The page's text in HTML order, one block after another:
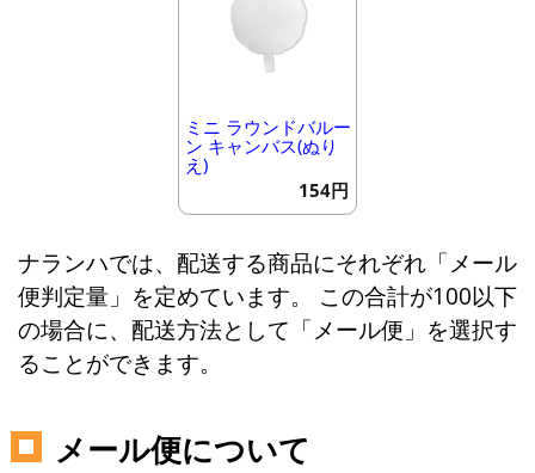
ミニ ラウンドバルー
ン キャンバス(ぬり
え)
154円
ナランハでは、配送する商品にそれぞれ「メール
便判定量」を定めています。 この合計が100以下
の場合に、配送方法として「メール便」を選択す
ることができます。
メール便について